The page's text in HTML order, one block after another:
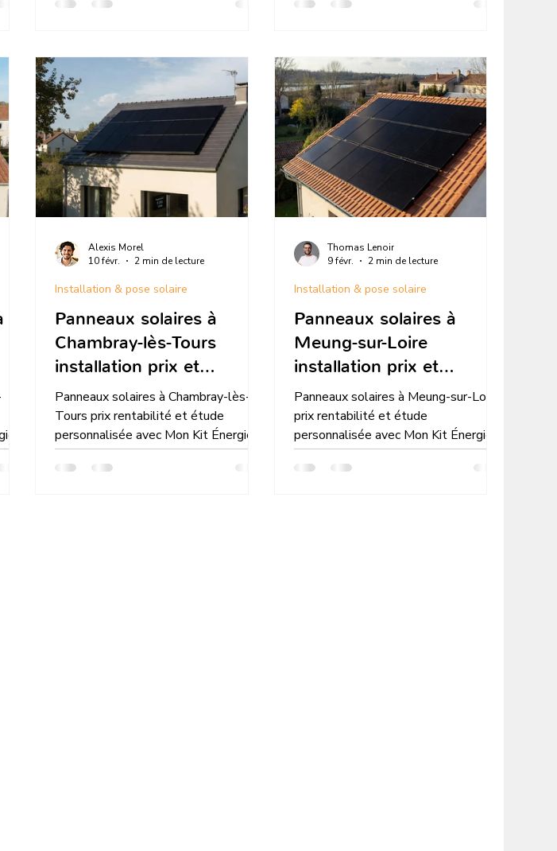
gratuite
Panneaux solaires à
Chambray-lès-Tours
installation prix et
rentabilité en 2026
Panneaux solaires à Chambray-lès-
Tours prix rentabilité et étude
personnalisée avec Mon Kit Énergie
en Indre-et-Loire simulation gratuite
Installation & pose solaire
Alexis Morel
10 févr.
2 min de lecture
Panneaux solaires à
Meung-sur-Loire
installation prix et
rentabilité en 2026
Panneaux solaires à Meung-sur-Loire
prix rentabilité et étude
personnalisée avec Mon Kit Énergie
dans le Loiret simulation gratuite
Installation & pose solaire
Thomas Lenoir
9 févr.
2 min de lecture